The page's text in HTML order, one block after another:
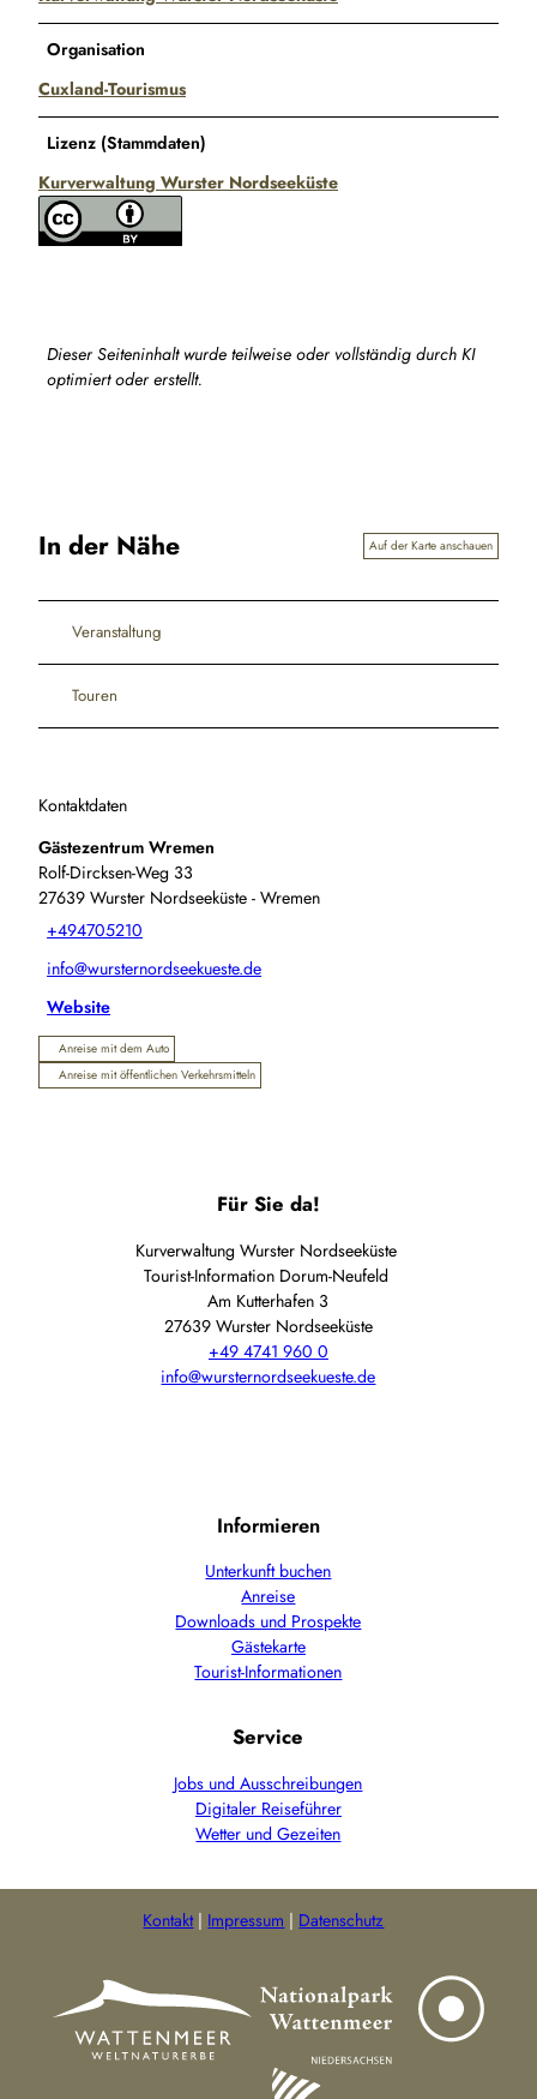
Organisation
Cuxland-Tourismus
Lizenz (Stammdaten)
Kurverwaltung Wurster Nordseeküste
Dieser Seiteninhalt wurde teilweise oder vollständig durch KI
optimiert oder erstellt.
In der Nähe Auf der Karte anschauen
Veranstaltung
Touren
Kontaktdaten
Gästezentrum Wremen
Rolf-Dircksen-Weg 33
27639 Wurster Nordseeküste - Wremen
+494705210
info@wursternordseekueste.de
Website
Anreise mit dem Auto
Anreise mit öffentlichen Verkehrsmitteln
Für Sie da!
Kurverwaltung Wurster Nordseeküste
Tourist-Information Dorum-Neufeld
Am Kutterhafen 3
27639 Wurster Nordseeküste
+49 4741 960 0
info@wursternordseekueste.de
Informieren
Unterkunft buchen
Anreise
Downloads und Prospekte
Gästekarte
Tourist-Informationen
Service
Jobs und Ausschreibungen
Digitaler Reiseführer
Wetter und Gezeiten
Kontakt Impressum Datenschutz